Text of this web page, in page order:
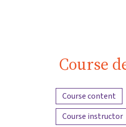
Course
Content
Course content
Course instructor